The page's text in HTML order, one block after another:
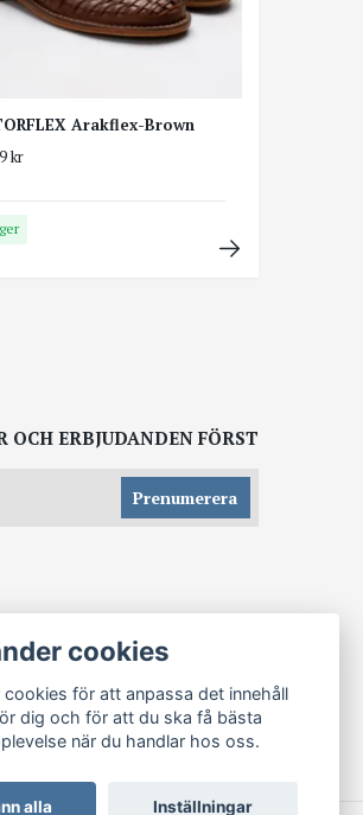
Arakflex-Brown
kr
OCH ERBJUDANDEN FÖRST
Prenumerera
cookies
cookies för att anpassa det innehåll
dig och för att du ska få bästa
när du handlar hos oss.
alla Inställningar